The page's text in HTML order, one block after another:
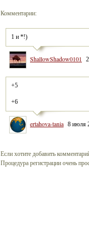
Комментарии:
1 и *!)
ShallowShadow0101
+6
ertahova-tania 8 июля
Если хотите добавить
Процедура регистрации очень